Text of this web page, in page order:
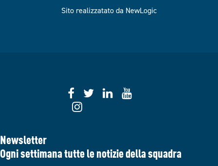
Sito realizzatato da NewLogic
Newsletter
Ogni settimana tutte le notizie della squadra